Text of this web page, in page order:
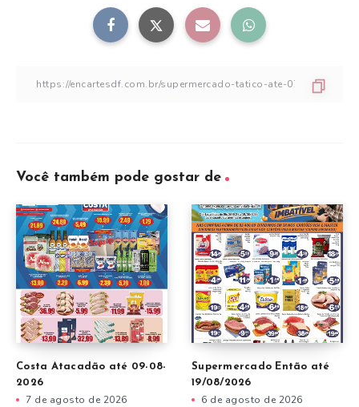
Você também pode gostar de
Costa Atacadão até 09-08-
2026
7 de agosto de 2026
Supermercado Então até
19/08/2026
6 de agosto de 2026